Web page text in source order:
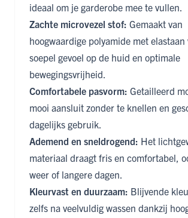
ideaal om je garderobe mee te vullen.
Zachte microvezel stof: Gemaakt van
hoogwaardige polyamide met elastaan
soepel gevoel op de huid en optimale
bewegingsvrijheid.
Comfortabele pasvorm: Getailleerd
mooi aansluit zonder te knellen en
dagelijks gebruik.
Ademend en sneldrogend: Het
materiaal draagt fris en comfortabel,
weer of langere dagen.
Kleurvast en duurzaam: Blijvende
zelfs na veelvuldig wassen dankzij